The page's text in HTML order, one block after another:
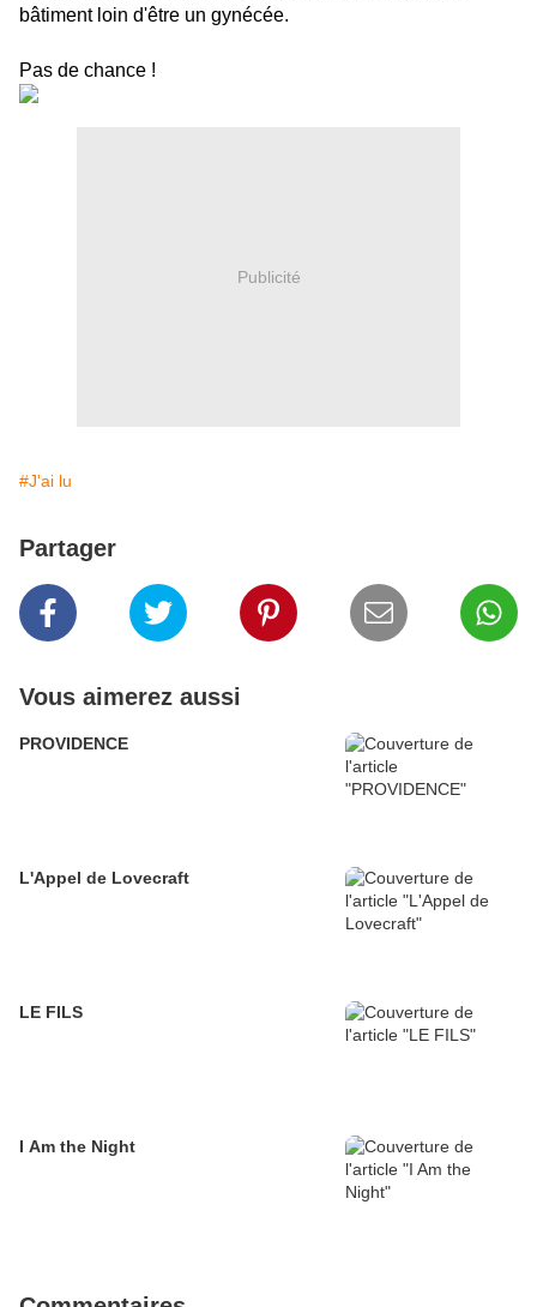
bâtiment loin d'être un gynécée.
Pas de chance !
Publicité
#J'ai lu
Partager
Vous aimerez aussi
PROVIDENCE
L'Appel de Lovecraft
LE FILS
I Am the Night